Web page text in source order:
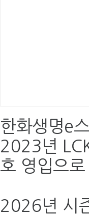
한화생명e
2023년
호 영입으
2026년 시